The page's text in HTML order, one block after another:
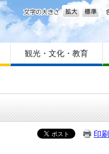
文字の大きさ
観光・文化・教育
印